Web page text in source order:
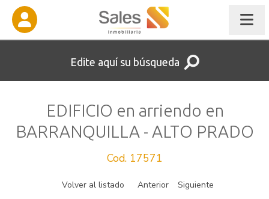
Edite aquí su búsqueda
EDIFICIO en arriendo en
BARRANQUILLA - ALTO PRADO
Cod. 17571
Volver al listado Anterior Siguiente